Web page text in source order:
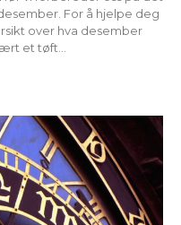
For å hjelpe deg
over hva desember
et tøft...